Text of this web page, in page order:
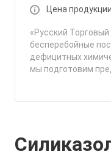
Цена
«Русский
бесперебойные
дефицитных
мы подготовим